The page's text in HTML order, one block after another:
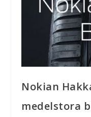
Nokian
medelstora